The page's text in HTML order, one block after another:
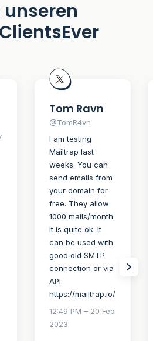
unseren
Tom Ravn
@TomR4vn
I am testing
Mailtrap last
weeks. You can
send emails from
your domain for
free. They allow
1000 mails/month.
It is quite ok. It
can be used with
good old SMTP
connection or via
API.
https://mailtrap.io/
12:49 PM – 20 Feb
2023